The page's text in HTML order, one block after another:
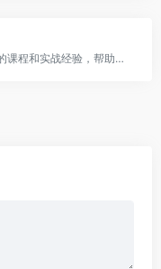
小红书官方营销学习平台，提供丰富的课程和实战经验，帮助用户提升营销能力，实现品牌推广。